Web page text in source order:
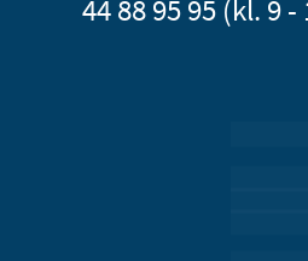
44 88 95 95 (kl. 9 -